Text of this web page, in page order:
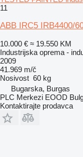
11
ABB IRC5 IRB4400/
10.000 € ≈ 19.550 KM
Industrijska oprema -
2009
41.969 m/č
Nosivost 60 kg
Bugarska, Burgas
PLC Merkezi EOOD
Kontaktirajte prodavca